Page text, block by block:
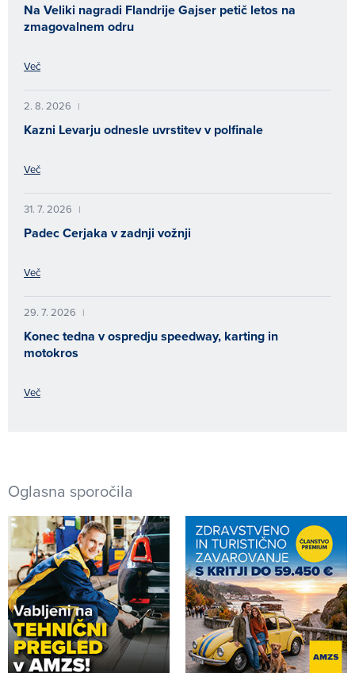
Na Veliki nagradi Flandrije Gajser petič letos na
zmagovalnem odru
Več
2. 8. 2026 |
Kazni Levarju odnesle uvrstitev v polfinale
Več
31. 7. 2026 |
Padec Cerjaka v zadnji vožnji
Več
29. 7. 2026 |
Konec tedna v ospredju speedway, karting in
motokros
Več
Oglasna sporočila